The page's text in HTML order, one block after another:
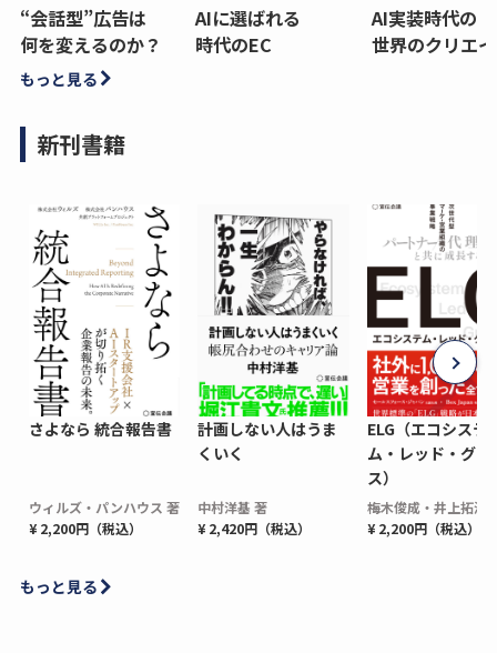
“会話型”広告は
何を変えるのか？
AIに選ばれる
時代のEC
AI実装時代の
世界のクリエ
もっと見る
新刊書籍
さよなら 統合報告書
ウィルズ・パンハウス 著
¥ 2,200円（税込）
計画しない人はうま
くいく
中村洋基 著
¥ 2,420円（税込）
ELG（エコシステ
ム・レッド・グロ
ス）
梅木俊成・井上拓海
¥ 2,200円（税込）
もっと見る